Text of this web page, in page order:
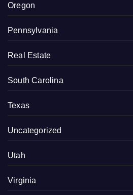
Oregon
Pennsylvania
Real Estate
South Carolina
Texas
Uncategorized
Utah
Virginia